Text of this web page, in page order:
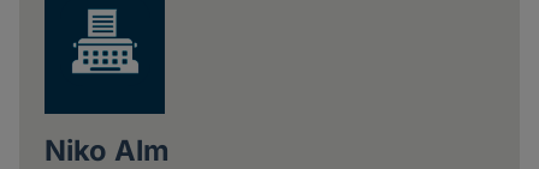
Niko Alm